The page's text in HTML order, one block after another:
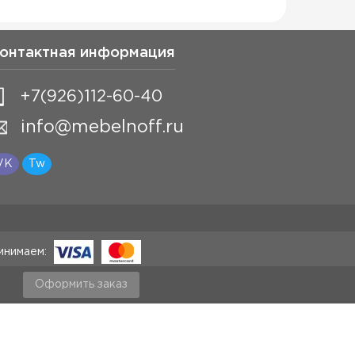
информация
+7(926)112-60-40
info@mebelnoff.ru
Tw
РФ. Копирование без согласования
Оформить заказ